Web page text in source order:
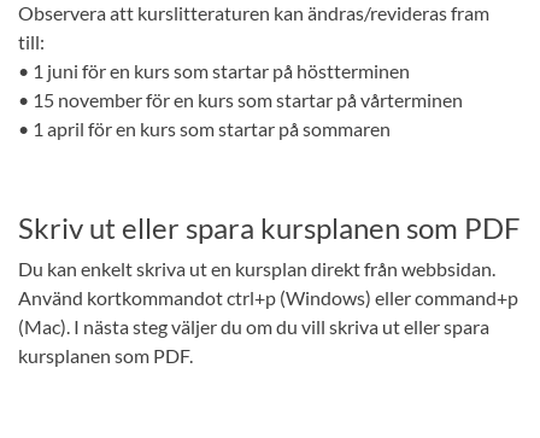
Observera att kurslitteraturen kan ändras/revideras fram
till:
• 1 juni för en kurs som startar på höstterminen
• 15 november för en kurs som startar på vårterminen
• 1 april för en kurs som startar på sommaren
Skriv ut eller spara kursplanen som PDF
Du kan enkelt skriva ut en kursplan direkt från webbsidan.
Använd kortkommandot ctrl+p (Windows) eller command+p
(Mac). I nästa steg väljer du om du vill skriva ut eller spara
kursplanen som PDF.